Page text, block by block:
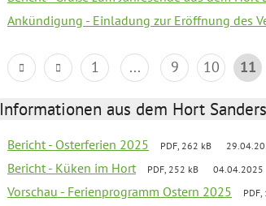
Ankündigung - Einladung zur Eröffnung des
1 ... 9 10 11
Informationen aus dem Hort
Bericht - Osterferien 2025 PDF, 262 kB
Bericht - Küken im Hort PDF, 252 kB 04.04.2025
Vorschau - Ferienprogramm Ostern 2025